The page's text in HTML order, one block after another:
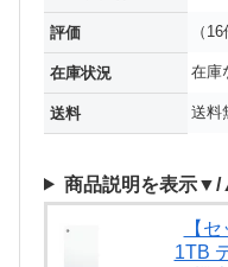
評価 （
在庫状況 在庫
送料 送料
商品説明を表示
【
1TB